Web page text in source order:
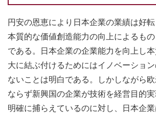
円安の恩恵により日本企業の業績は好
本質的な価値創造能力の向上によるも
である。日本企業の企業能力を向上し
大に結ぶ付けるためにはイノベーショ
ないことは明白である。しかしながら
ならず新興国の企業が技術を経営目的
明確に捕らえているのに対し、日本企